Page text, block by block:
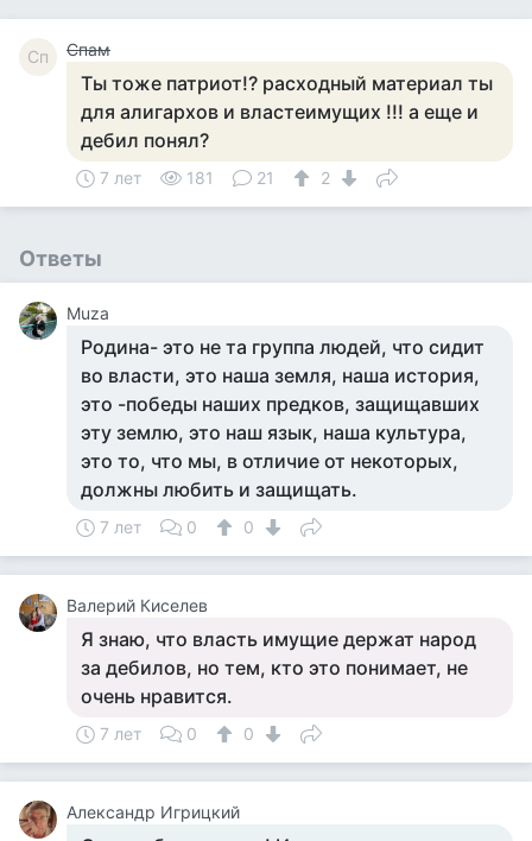
Сп Спам
Ты тоже патриот!? расходный материал ты
для алигархов и властеимущих !!! а еще и
дебил понял?
7 лет 181 21 2
Ответы
Muza
Родина- это не та группа людей, что сидит
во власти, это наша земля, наша история,
это -победы наших предков, защищавших
эту землю, это наш язык, наша культура,
это то, что мы, в отличие от некоторых,
должны любить и защищать.
7 лет 0 0
Валерий Киселев
Я знаю, что власть имущие держат народ
за дебилов, но тем, кто это понимает, не
очень нравится.
7 лет 0 0
Александр Игрицкий